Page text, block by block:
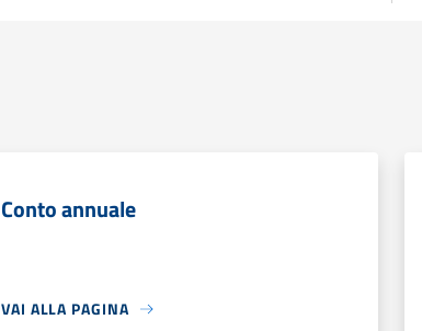
Conto annuale
VAI ALLA PAGINA